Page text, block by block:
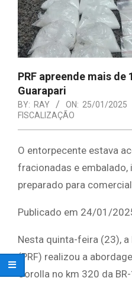
PRF apreende mais
Guarapari
BY: RAY ON: 25/01/2025
FISCALIZAÇÃO
O entorpecente estava
fracionadas e embalado,
preparado para
Publicado em 24/01/
Nesta quinta-feira (23),
(PRF) realizou a
Corolla no km 320 da